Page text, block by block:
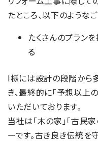
たところ、以下のような
たくさんのプラン
る
I様には設計の段階から
き、最終的に「予想以上
いただいております。
当社は「木の家」「古民
ーです。古き良き伝統を